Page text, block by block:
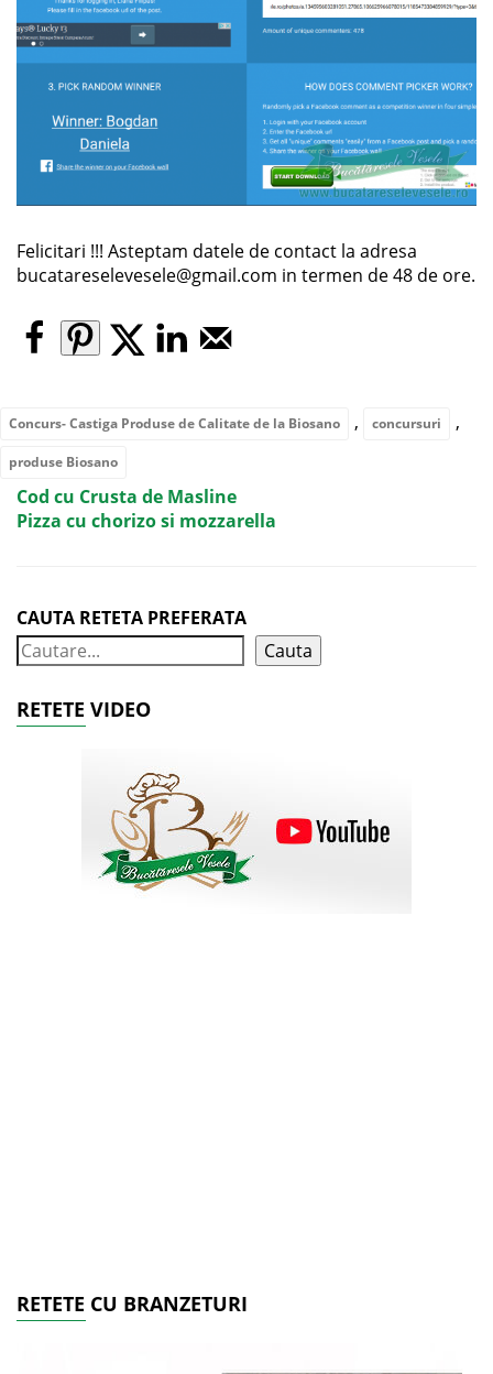
Felicitari !!! Asteptam datele de contact la adresa
bucatareselevesele@gmail.com in termen de 48 de ore.
Concurs- Castiga Produse de Calitate de la Biosano , concursuri ,
produse Biosano
Cod cu Crusta de Masline
Pizza cu chorizo si mozzarella
CAUTA RETETA PREFERATA
Cauta
RETETE VIDEO
RETETE CU BRANZETURI